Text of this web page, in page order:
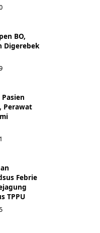
BO,
Digerebek
Perawat
Febrie
TPPU